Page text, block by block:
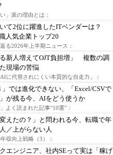
」派の理由とは：
て2位に躍進したITベンダーは？
人気企業トップ20
る2026年上半期ニュース：
る新人増えてOJT負担増」 複数の調
現場の苦悩
に代替されにくい本質的な自走力」：
」では進化できない、「Excel/CSVで
が残る今、AIをどう使うか
よく読まれた記事“10選”：
変えたの？」と問われる今、転職で年
／上がらない人
収向上戦略（3）：
エンジニア、社内SEって実は「稼げ